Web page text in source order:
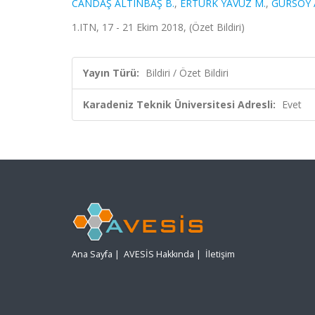
CANDAŞ ALTINBAŞ B., ERTÜRK YAVUZ M., GÜRSOY
1.ITN, 17 - 21 Ekim 2018, (Özet Bildiri)
Yayın Türü: Bildiri / Özet Bildiri
Karadeniz Teknik Üniversitesi Adresli: Evet
Ana Sayfa | AVESİS Hakkında | İletişim